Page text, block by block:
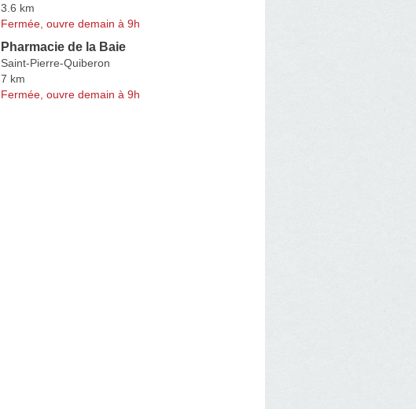
3.6 km
Fermée, ouvre demain à 9h
Pharmacie de la Baie
Saint-Pierre-Quiberon
7 km
Fermée, ouvre demain à 9h